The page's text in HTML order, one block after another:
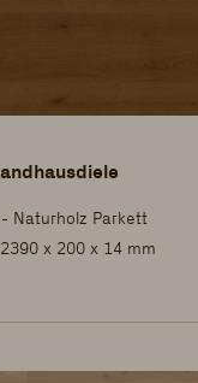
Naturholz Parkett
x 200 x 14 mm